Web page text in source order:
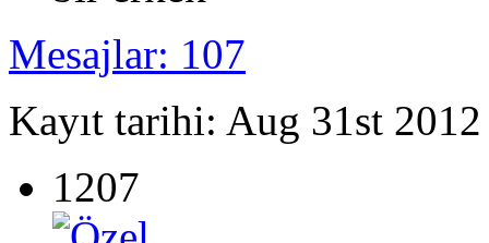
Mesajlar: 107
Kayıt tarihi: Aug 31st 2012
1207